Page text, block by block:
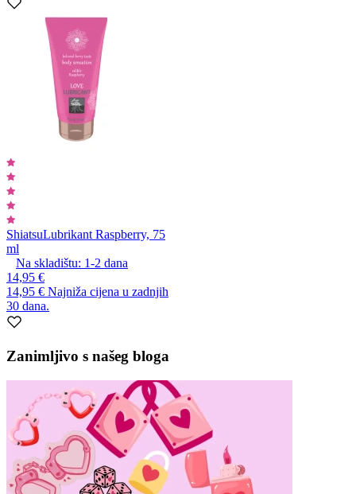
ShiatsuLubrikant Raspberry, 75
ml
Na skladištu: 1-2 dana
14,95 €
14,95 € Najniža cijena u zadnjih
30 dana.
Zanimljivo s našeg bloga